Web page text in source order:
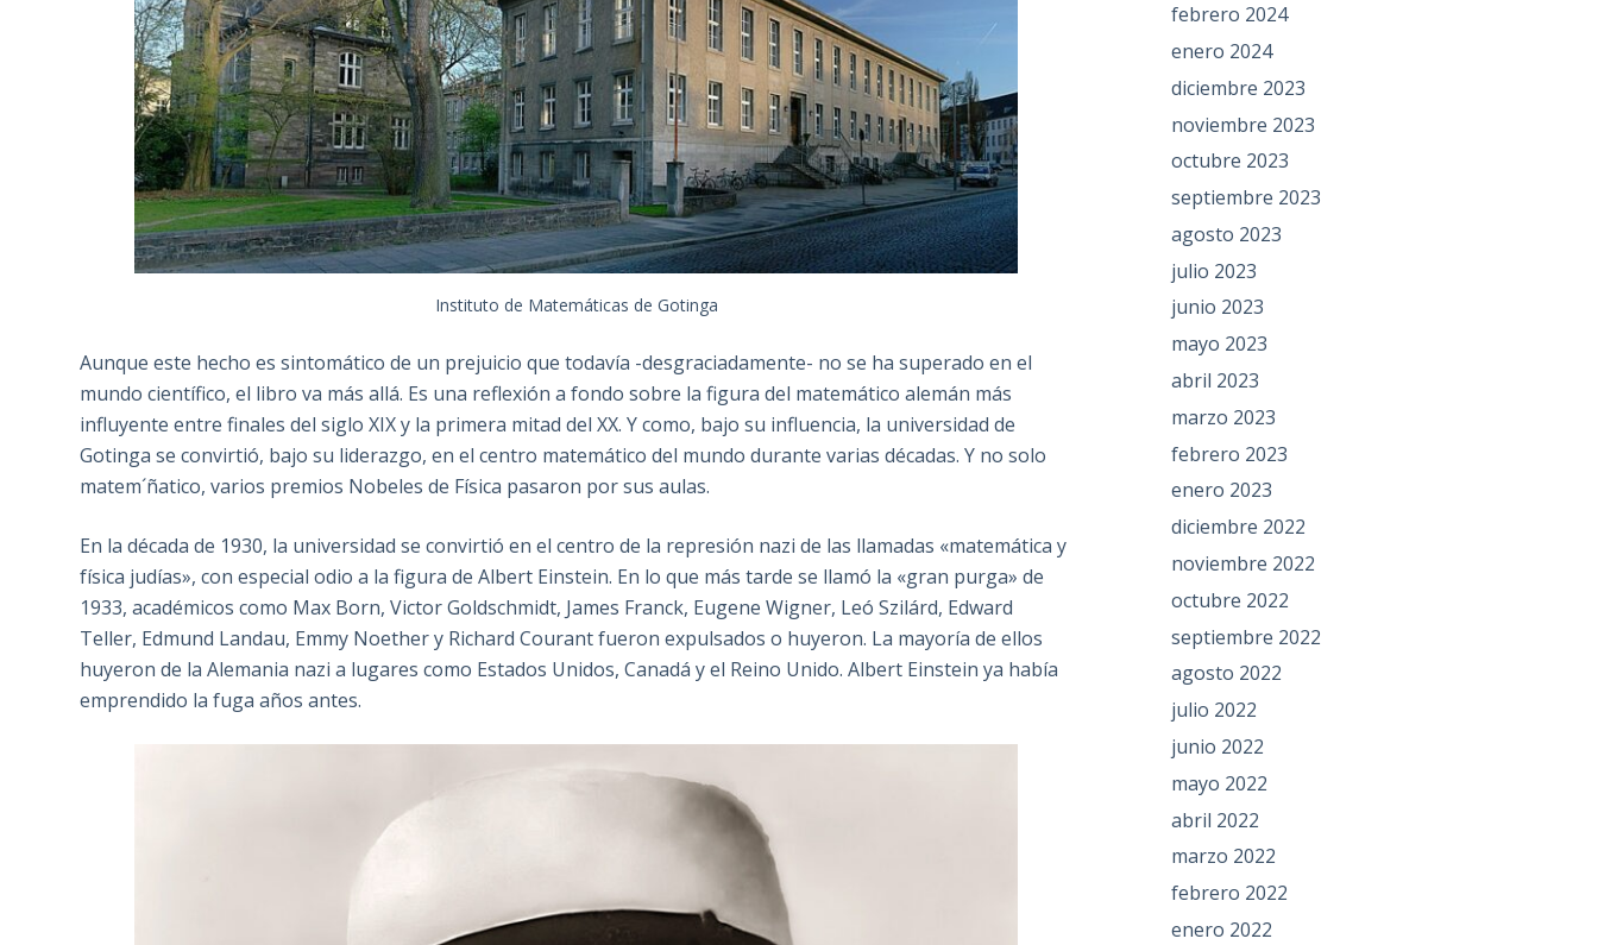
Instituto de Matemáticas de Gotinga
Aunque este hecho es sintomático de un prejuicio que todavía -desgraciadamente- no se ha superado en el
mundo científico, el libro va más allá. Es una reflexión a fondo sobre la figura del matemático alemán más
influyente entre finales del siglo XIX y la primera mitad del XX. Y como, bajo su influencia, la universidad de
Gotinga se convirtió, bajo su liderazgo, en el centro matemático del mundo durante varias décadas. Y no solo
matem´ñatico, varios premios Nobeles de Física pasaron por sus aulas.
En la década de 1930, la universidad se convirtió en el centro de la represión nazi de las llamadas «matemática y
física judías», con especial odio a la figura de Albert Einstein. En lo que más tarde se llamó la «gran purga» de
1933, académicos como Max Born, Victor Goldschmidt, James Franck, Eugene Wigner, Leó Szilárd, Edward
Teller, Edmund Landau, Emmy Noether y Richard Courant fueron expulsados o huyeron. La mayoría de ellos
huyeron de la Alemania nazi a lugares como Estados Unidos, Canadá y el Reino Unido. Albert Einstein ya había
emprendido la fuga años antes.
febrero 2024
enero 2024
diciembre 2023
noviembre 2023
octubre 2023
septiembre 2023
agosto 2023
julio 2023
junio 2023
mayo 2023
abril 2023
marzo 2023
febrero 2023
enero 2023
diciembre 2022
noviembre 2022
octubre 2022
septiembre 2022
agosto 2022
julio 2022
junio 2022
mayo 2022
abril 2022
marzo 2022
febrero 2022
enero 2022